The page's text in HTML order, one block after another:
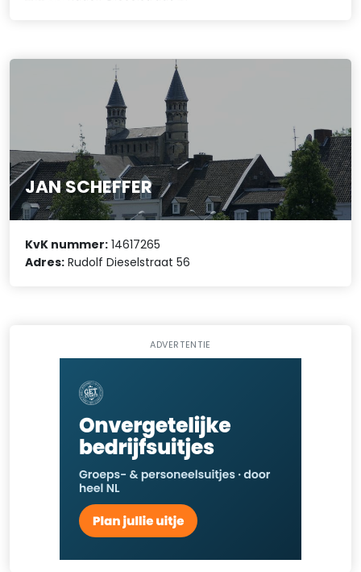
JAN SCHEFFER
KvK nummer: 14617265
Adres: Rudolf Dieselstraat 56
ADVERTENTIE